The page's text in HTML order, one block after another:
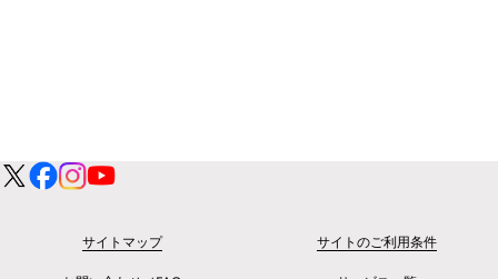
サイトマップ サイトのご利用条件